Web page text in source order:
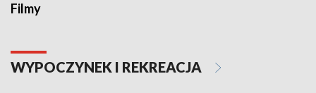
Filmy
WYPOCZYNEK I REKREACJA